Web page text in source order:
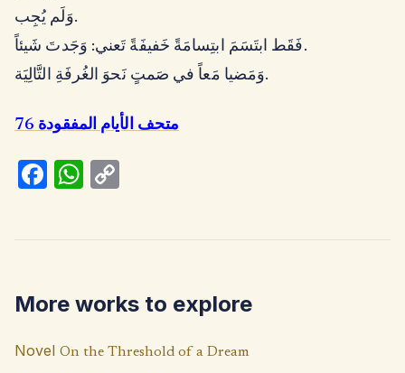
وَلَم يُجِب.
فَقَط ابتَسَمَ ابتِسامَةً خَفيفَةً تَعني: وَجَدتَ شَيئاً.
وَمَضيا مَعاً في صَمتٍ نَحوَ الغُرفَةِ التَّالِيَة.
متحف الأيام المفقودة 76
Fa
k
W
p
p
Li
n
k
More works to explore
Novel On the Threshold of a Dream